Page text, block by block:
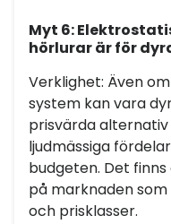
Myt 6:
hörlurar är för
Verklighet: Även
system kan vara
prisvärda
ljudmässiga
budgeten. Det
på marknaden
och prisklasser.